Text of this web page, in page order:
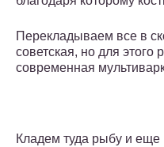
Перекладываем все в
советская, но для этого
современная
Кладем туда рыбу и еще